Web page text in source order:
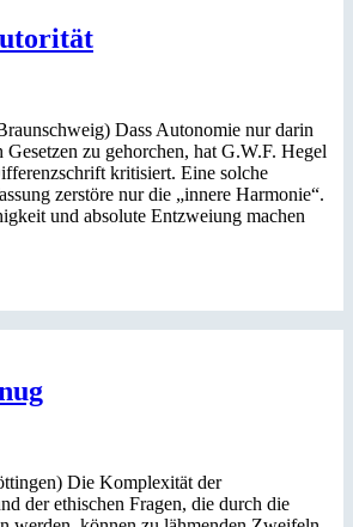
Dass Autonomie nur darin
Gesetzen zu gehorchen, hat G.W.F. Hegel
kritisiert. Eine solche
zerstöre nur die „innere Harmonie“.
und absolute Entzweiung machen
Die Komplexität der
der ethischen Fragen, die durch die